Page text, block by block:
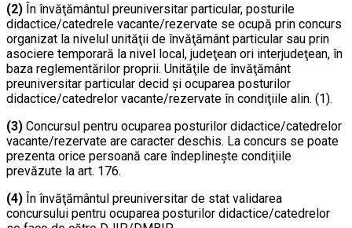
(2) În învăţământul preuniversitar particular, posturile
didactice/catedrele vacante/rezervate se ocupă prin concurs
organizat la nivelul unităţii de învăţământ particular sau prin
asociere temporară la nivel local, judeţean ori interjudeţean, în
baza reglementărilor proprii. Unităţile de învăţământ
preuniversitar particular decid şi ocuparea posturilor
didactice/catedrelor vacante/rezervate în condiţiile alin. (1).
(3) Concursul pentru ocuparea posturilor didactice/catedrelor
vacante/rezervate are caracter deschis. La concurs se poate
prezenta orice persoană care îndeplineşte condiţiile
prevăzute la art. 176.
(4) În învăţământul preuniversitar de stat validarea
concursului pentru ocuparea posturilor didactice/catedrelor